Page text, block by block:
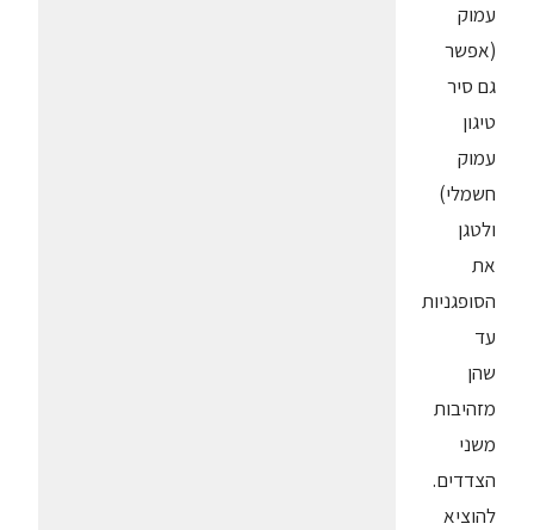
עמוק
(אפשר
גם סיר
טיגון
עמוק
חשמלי)
ולטגן
את
הסופגניות
עד
שהן
מזהיבות
משני
הצדדים.
להוציא